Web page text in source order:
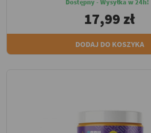
Dostępny - Wysyłka w 24h!
17,99 zł
DODAJ DO KOSZYKA